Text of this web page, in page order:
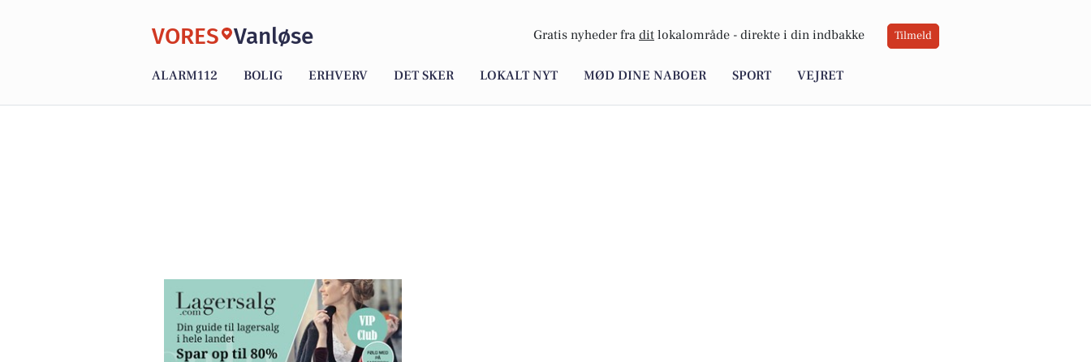
VORES Vanløse Gratis nyheder fra dit lokalområde - direkte i din indbakke Tilmeld
ALARM112 BOLIG ERHVERV DET SKER LOKALT NYT MØD DINE NABOER SPORT VEJRET